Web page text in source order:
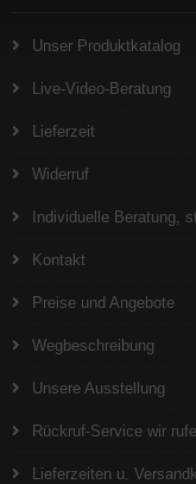
Unser Produktkatalog
Live-Video-Beratung
Lieferzeit
Widerruf
Individuelle Beratung,
Kontakt
Preise und Angebote
Wegbeschreibung
Unsere Ausstellung
Rückruf-Service wir
Lieferzeiten u.